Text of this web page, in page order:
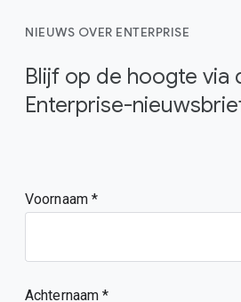
NIEUWS OVER ENTERPRISE
Blijf op de hoogte via
Enterprise-
Voornaam
Achternaam